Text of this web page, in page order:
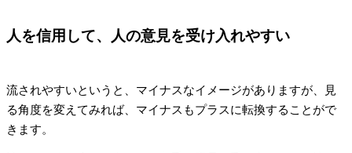
人を信用して、人の意見を受け入れやすい
流されやすいというと、マイナスなイメージがありますが、見
る角度を変えてみれば、マイナスもプラスに転換することがで
きます。